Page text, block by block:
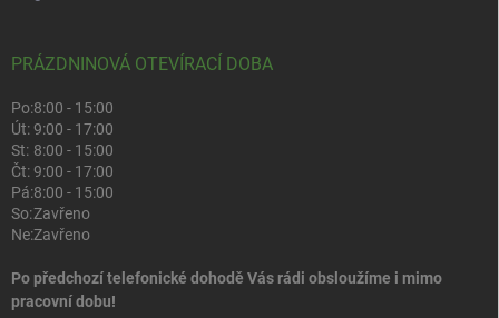
PRÁZDNINOVÁ OTEVÍRACÍ DOBA
Po:8:00 - 15:00
Út:9:00 - 17:00
St: 8:00 - 15:00
Čt:9:00 - 17:00
Pá:8:00 - 15:00
So:Zavřeno
Ne:Zavřeno
Po předchozí telefonické dohodě Vás rádi obsloužíme i mimo
pracovní dobu!